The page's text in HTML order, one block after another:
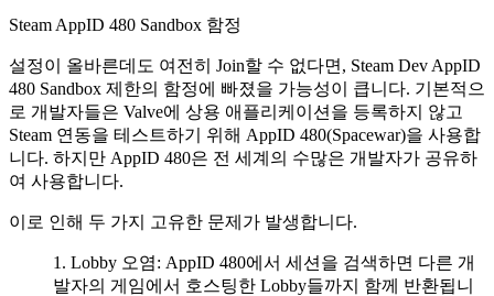
Steam AppID 480 Sandbox 함정
설정이 올바른데도 여전히 Join할 수 없다면, Steam Dev AppID
480 Sandbox 제한의 함정에 빠졌을 가능성이 큽니다. 기본적으
로 개발자들은 Valve에 상용 애플리케이션을 등록하지 않고
Steam 연동을 테스트하기 위해 AppID 480(Spacewar)을 사용합
니다. 하지만 AppID 480은 전 세계의 수많은 개발자가 공유하
여 사용합니다.
이로 인해 두 가지 고유한 문제가 발생합니다.
Lobby 오염: AppID 480에서 세션을 검색하면 다른 개
발자의 게임에서 호스팅한 Lobby들까지 함께 반환됩니